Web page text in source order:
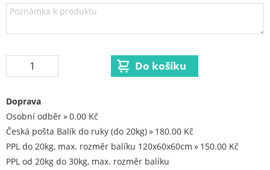
Pilové kotouče
Spojovací materiál - sklad Louny
Spojovací materiál Hašpl
Stavební chemie DenBraven
Dedra nářadí
Železářství a domácí potřeby
Procraft
Doprava
Osobní odběr
0.00 Kč
Česká pošta Balík do ruky (do 20kg)
180.00 Kč
PPL do 20kg, max. rozměr balíku 120x60x60cm
150.00 Kč
PPL od 20kg do 30kg, max. rozměr balíku